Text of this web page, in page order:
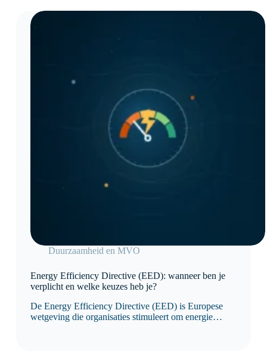
Duurzaamheid en MVO
Energy Efficiency Directive (EED): wanneer ben je
verplicht en welke keuzes heb je?
De Energy Efficiency Directive (EED) is Europese
wetgeving die organisaties stimuleert om energie